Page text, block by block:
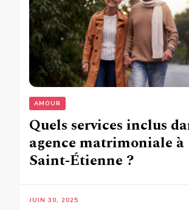
AMOUR
Quels services inclus
agence matrimoniale à
Saint‑Étienne ?
JUIN 30, 2025